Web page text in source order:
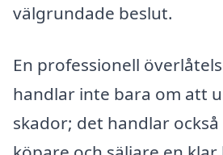
välgrundade beslut.
En professionell
handlar inte bara om att
skador; det handlar